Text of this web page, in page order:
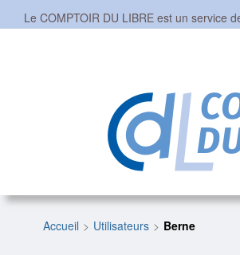
Le COMPTOIR DU LIBRE est un service
Accueil Utilisateurs Berne